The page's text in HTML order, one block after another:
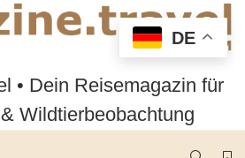
• Dein Reisemagazin für
Wildtierbeobachtung
DE